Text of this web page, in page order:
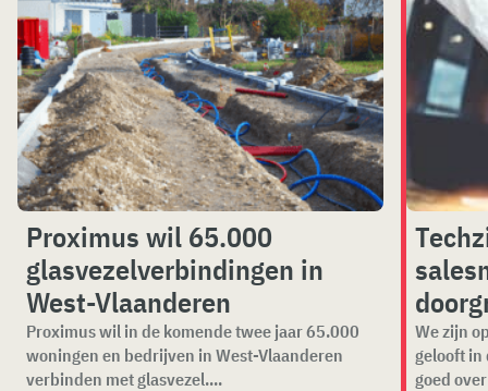
Proximus wil 65.000
glasvezelverbindingen in
West-Vlaanderen
Proximus wil in de komende twee jaar 65.000
woningen en bedrijven in West-Vlaanderen
verbinden met glasvezel....
We zijn
gelooft in
goed